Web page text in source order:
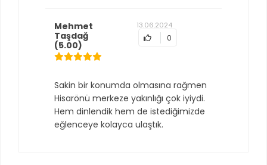
Mehmet
Taşdağ
(5.00)
13.06.2024
0
Sakin bir konumda olmasına rağmen
Hisarönü merkeze yakınlığı çok iyiydi.
Hem dinlendik hem de istediğimizde
eğlenceye kolayca ulaştık.